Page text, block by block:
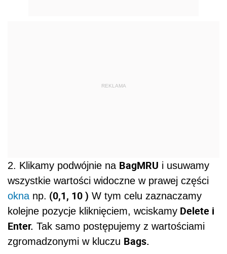
REKLAMA
2. Klikamy podwójnie na BagMRU i usuwamy
wszystkie wartości widoczne w prawej części
okna np. (0,1, 10 ) W tym celu zaznaczamy
kolejne pozycje kliknięciem, wciskamy Delete i
Enter. Tak samo postępujemy z wartościami
zgromadzonymi w kluczu Bags.